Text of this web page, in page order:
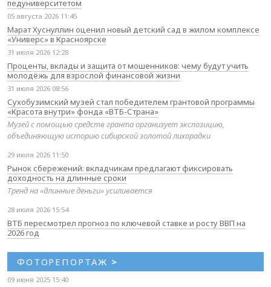
педуниверситетом
05 августа 2026 11:45
Марат Хуснуллин оценил новый детский сад в жилом комплексе
«Универс» в Красноярске
31 июля 2026 12:28
Проценты, вклады и защита от мошенников: чему будут учить
молодёжь для взрослой финансовой жизни
31 июля 2026 08:56
Сухобузимский музей стал победителем грантовой программы
«Красота внутри» фонда «ВТБ-Страна»
Музей с помощью средств гранта организует экспозицию,
объединяющую историю сибирской золотой лихорадки
29 июля 2026 11:50
Рынок сбережений: вкладчикам предлагают фиксировать
доходность на длинные сроки
Тренд на «длинные деньги» усиливается
28 июля 2026 15:54
ВТБ пересмотрел прогноз по ключевой ставке и росту ВВП на
2026 год
ФОТОРЕПОРТАЖ >
09 июня 2025 15:40